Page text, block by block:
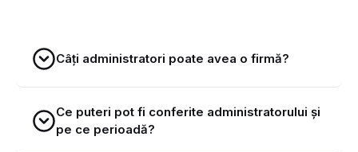
Câți administratori poate avea o firmă?
Ce puteri pot fi conferite administratorului și
pe ce perioadă?